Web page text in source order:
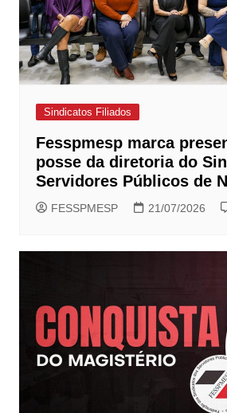
Sindicatos Filiados
Fesspmesp marca
posse da diretoria do
Servidores Públicos de
FESSPMESP 21/07/2026